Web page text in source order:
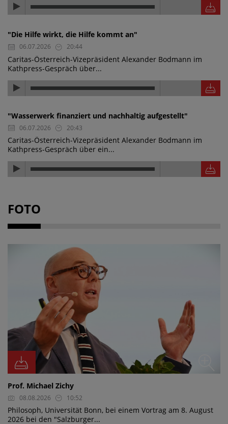
"Die Hilfe wirkt, die Hilfe kommt an"
06.07.2026 20:44
Caritas-Österreich-Vizepräsident Alexander Bodmann im
Kathpress-Gespräch über...
"Wasserwerk finanziert und nachhaltig aufgestellt"
06.07.2026 20:43
Caritas-Österreich-Vizepräsident Alexander Bodmann im
Kathpress-Gespräch über ein...
FOTO
Prof. Michael Zichy
08.08.2026 10:52
Philosoph, Universität Bonn, bei einem Vortrag am 8. August
2026 bei den "Salzburger...